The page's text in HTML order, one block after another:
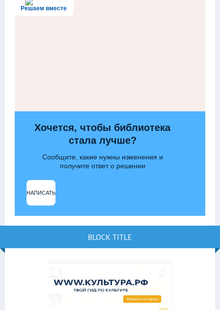
Решаем вместе
Хочется, чтобы библиотека
стала лучше?
Сообщите, какие нужны изменения и
получите ответ о решении
НАПИСАТЬ
BLOCK TITLE